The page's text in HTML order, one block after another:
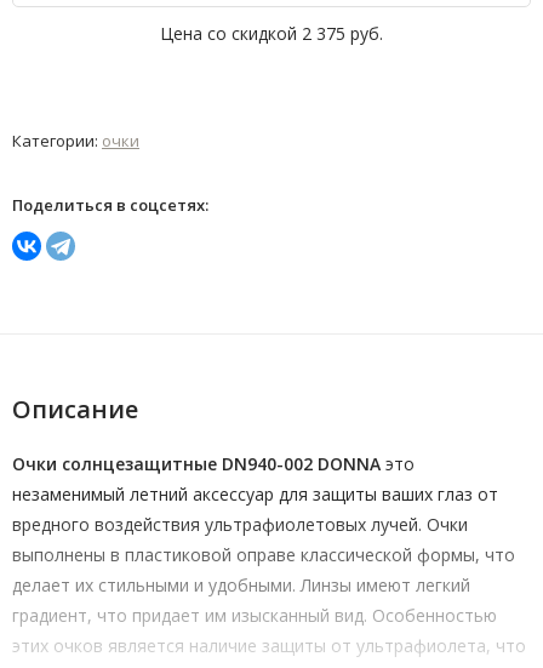
Цена со скидкой 2 375 руб.
Категории: очки
Поделиться в соцсетях:
Описание
Очки солнцезащитные DN940-002 DONNA это
незаменимый летний аксессуар для защиты ваших глаз от
вредного воздействия ультрафиолетовых лучей. Очки
выполнены в пластиковой оправе классической формы, что
делает их стильными и удобными. Линзы имеют легкий
градиент, что придает им изысканный вид. Особенностью
этих очков является наличие защиты от ультрафиолета, что